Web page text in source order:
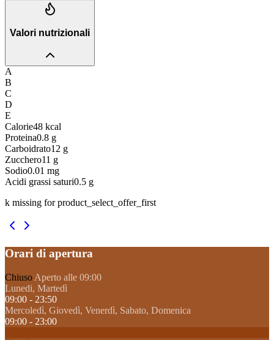
Valori nutrizionali
A
B
C
D
E
Calorie48 kcal
Proteina0.8 g
Carboidrato12 g
Zucchero11 g
Sodio0.01 mg
Acidi grassi saturi0.5 g
k missing for product_select_offer_first
Orari di apertura
Chiuso Aperto alle 09:00
Lunedi, Martedì
09:00 - 23:50
Mercoledì, Giovedì, Venerdì, Sabato, Domenica
09:00 - 23:00